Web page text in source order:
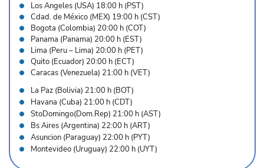
Los Angeles (USA) 18:00 h (PST)
Cdad. de México (MEX) 19:00 h (CST)
Bogota (Colombia) 20:00 h (COT)
Panama (Panama) 20:00 h (EST)
Lima (Peru – Lima) 20:00 h (PET)
Quito (Ecuador) 20:00 h (ECT)
Caracas (Venezuela) 21:00 h (VET)
La Paz (Bolivia) 21:00 h (BOT)
Havana (Cuba) 21:00 h (CDT)
StoDomingo(Dom.Rep) 21:00 h (AST)
Bs Aires (Argentina) 22:00 h (ART)
Asuncion (Paraguay) 22:00 h (PYT)
Montevideo (Uruguay) 22:00 h (UYT)